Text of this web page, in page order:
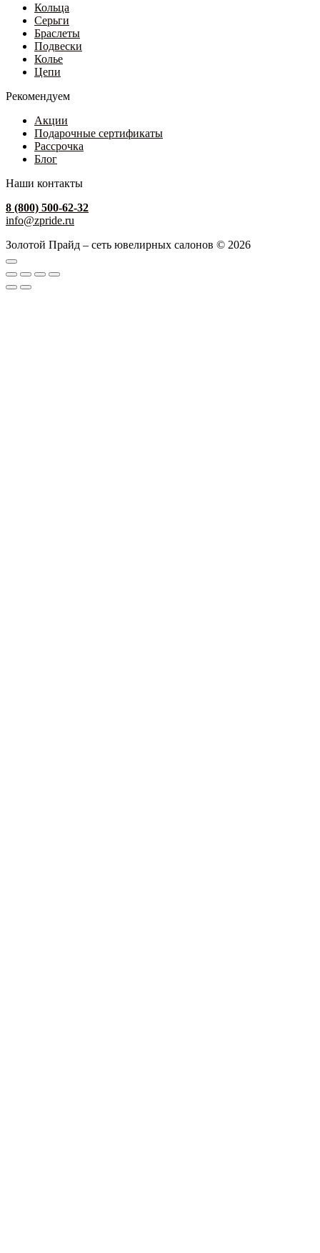
Кольца
Серьги
Браслеты
Подвески
Колье
Цепи
Рекомендуем
Акции
Подарочные сертификаты
Рассрочка
Блог
Наши контакты
8 (800) 500-62-32
info@zpride.ru
Золотой Прайд – сеть ювелирных салонов © 2026